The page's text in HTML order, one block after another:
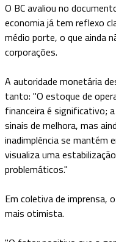
O BC avaliou no
economia já tem reflexo
médio porte, o que ainda
corporações.
A autoridade monetária
tanto: "O estoque de
financeira é significativo;
sinais de melhora, mas
inadimplência se mantém
visualiza uma
problemáticos."
Em coletiva de imprensa,
mais otimista.